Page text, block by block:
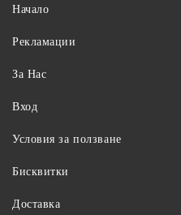
Начало
Рекламации
За Нас
Вход
Условия за ползване
Бисквитки
Доставка